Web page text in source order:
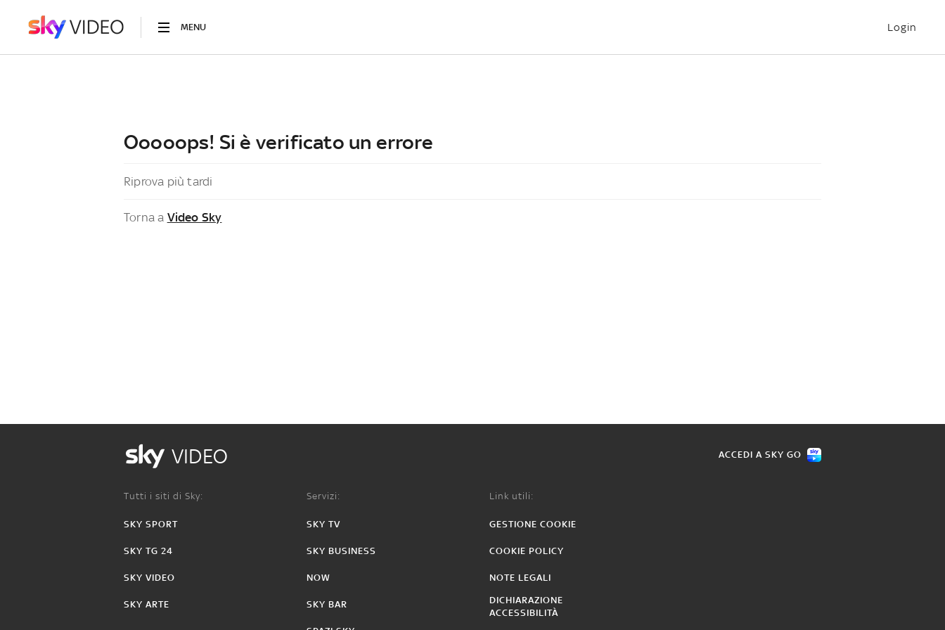
MENU Login
Ooooops! Si è verificato un errore
Riprova più tardi
Torna a Video Sky
VIDEO ACCEDI A SKY GO
Tutti i siti di Sky:
SKY SPORT
SKY TG 24
SKY VIDEO
SKY ARTE
Servizi:
SKY TV
SKY BUSINESS
NOW
SKY BAR
Link utili:
GESTIONE COOKIE
COOKIE POLICY
NOTE LEGALI
DICHIARAZIONE
ACCESSIBILITÀ